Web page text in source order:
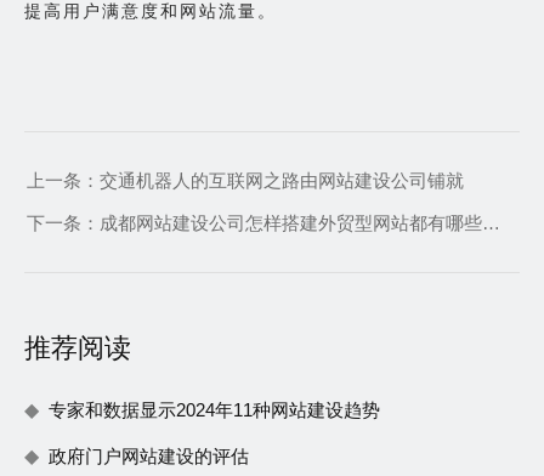
提高用户满意度和网站流量。
上一条： 交通机器人的互联网之路由网站建设公司铺就
下一条： 成都网站建设公司怎样搭建外贸型网站都有哪些注意事项
推荐阅读
专家和数据显示2024年11种网站建设趋势
政府门户网站建设的评估